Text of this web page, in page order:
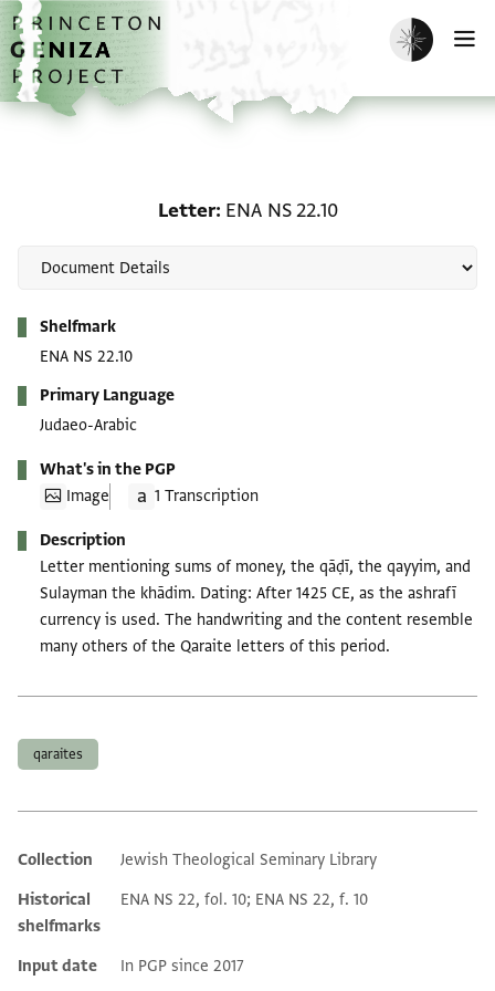
Skip to main content
home
Enable dark
Letter ENA NS 22.10
Shelfmark
ENA NS 22.10
Primary Language
Judaeo-Arabic
What's in the PGP
Image
1 Transcription
Description
Letter mentioning sums of money, the qāḍī, the qayyim, and
Sulayman the khādim. Dating: After 1425 CE, as the ashrafī
currency is used. The handwriting and the content resemble
many others of the Qaraite letters of this period.
qaraites
Additional metadata
Collection
Jewish Theological Seminary Library
Historical
shelfmarks
ENA NS 22, fol. 10; ENA NS 22, f. 10
Input date In PGP since 2017